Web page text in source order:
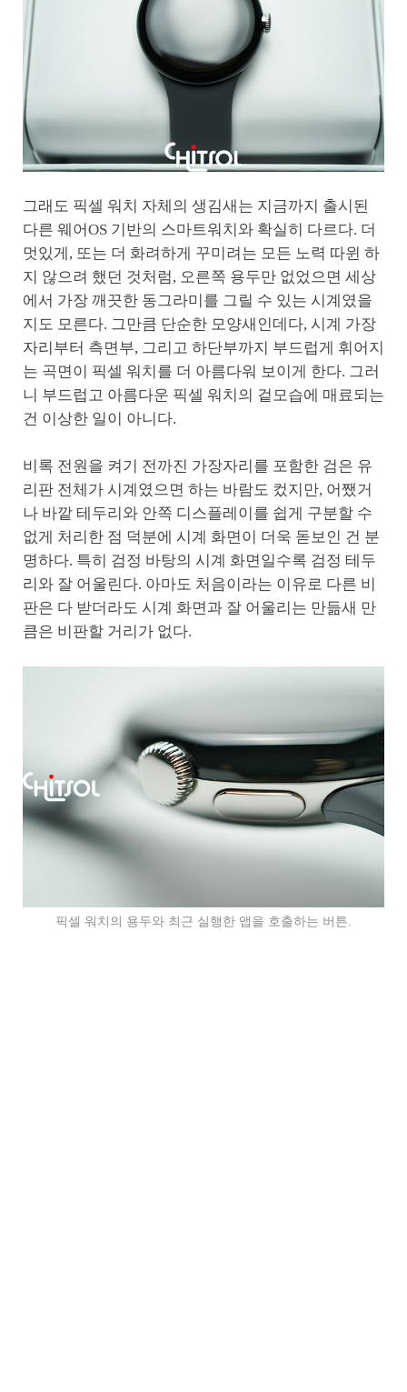
그래도 픽셀 워치 자체의 생김새는 지금까지 출시된
다른 웨어OS 기반의 스마트워치와 확실히 다르다. 더
멋있게, 또는 더 화려하게 꾸미려는 모든 노력 따윈 하
지 않으려 했던 것처럼, 오른쪽 용두만 없었으면 세상
에서 가장 깨끗한 동그라미를 그릴 수 있는 시계였을
지도 모른다. 그만큼 단순한 모양새인데다, 시계 가장
자리부터 측면부, 그리고 하단부까지 부드럽게 휘어지
는 곡면이 픽셀 워치를 더 아름다워 보이게 한다. 그러
니 부드럽고 아름다운 픽셀 워치의 겉모습에 매료되는
건 이상한 일이 아니다.
비록 전원을 켜기 전까진 가장자리를 포함한 검은 유
리판 전체가 시계였으면 하는 바람도 컸지만, 어쨌거
나 바깥 테두리와 안쪽 디스플레이를 쉽게 구분할 수
없게 처리한 점 덕분에 시계 화면이 더욱 돋보인 건 분
명하다. 특히 검정 바탕의 시계 화면일수록 검정 테두
리와 잘 어울린다. 아마도 처음이라는 이유로 다른 비
판은 다 받더라도 시계 화면과 잘 어울리는 만듦새 만
큼은 비판할 거리가 없다.
픽셀 워치의 용두와 최근 실행한 앱을 호출하는 버튼.